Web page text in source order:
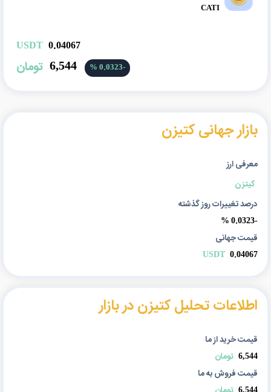
CATI
USDT 0.04067
-0.0323 %
6,544 تومان
بازار جهانی کتیزن
معرفی ارز
کیتزن
درصد تغییرات روز گذشته
-0.0323 %
قیمت جهانی
0.04067
USDT
اطلاعات تحلیل کتیزن در بازار
قیمت خرید از ما
6,544 تومان
قیمت فروش به ما